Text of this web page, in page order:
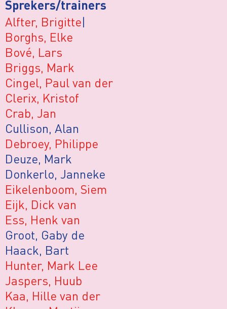
Sprekers/trainers
Alfter, Brigitte|
Borghs, Elke
Bové, Lars
Briggs, Mark
Cingel, Paul van der
Clerix, Kristof
Crab, Jan
Cullison, Alan
Debroey, Philippe
Deuze, Mark
Donkerlo, Janneke
Eikelenboom, Siem
Eijk, Dick van
Ess, Henk van
Groot, Gaby de
Haack, Bart
Hunter, Mark Lee
Jaspers, Huub
Kaa, Hille van der